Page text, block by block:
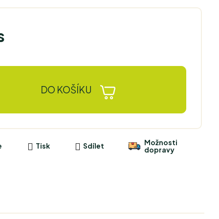
DO KOŠÍKU
Tisk Sdílet
Možnosti
dopravy